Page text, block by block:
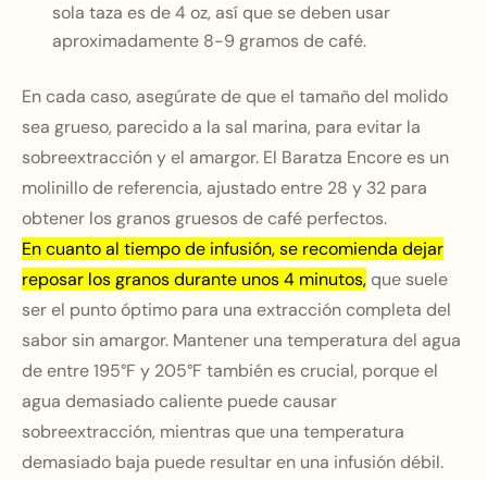
sola taza es de 4 oz, así que se deben usar
aproximadamente 8-9 gramos de café.
En cada caso, asegúrate de que el tamaño del molido
sea grueso, parecido a la sal marina, para evitar la
sobreextracción y el amargor. El Baratza Encore es un
molinillo de referencia, ajustado entre 28 y 32 para
obtener los granos gruesos de café perfectos.
En cuanto al tiempo de infusión, se recomienda dejar
reposar los granos durante unos 4 minutos,que suele
ser el punto óptimo para una extracción completa del
sabor sin amargor. Mantener una temperatura del agua
de entre 195°F y 205°F también es crucial, porque el
agua demasiado caliente puede causar
sobreextracción, mientras que una temperatura
demasiado baja puede resultar en una infusión débil.